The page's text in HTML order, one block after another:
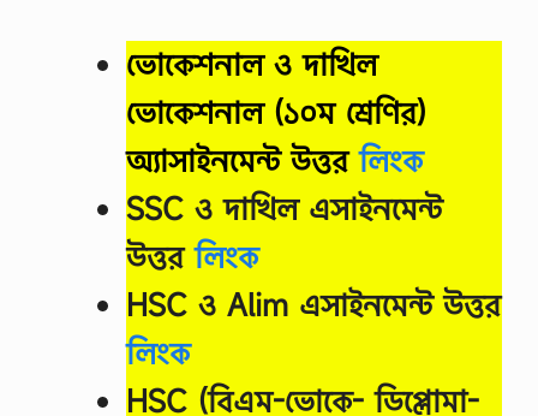
ভোকেশনাল ও দাখিল
ভোকেশনাল (১০ম শ্রেণির)
অ্যাসাইনমেন্ট উত্তরলিংক
SSC ও দাখিল এসাইনমেন্ট
উত্তরলিংক
HSC ও Alim এসাইনমেন্ট উত্তর
লিংক
HSC (বিএম-ভোকে- ডিপ্লোমা-